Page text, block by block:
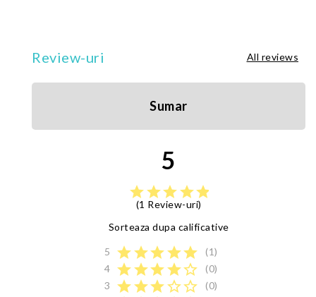
Review-uri All reviews
Sumar
5
starstarstarstarstar
(1 Review-uri)
Sorteaza dupa calificative
5 starstarstarstarstar
(1)
4 starstarstarstarstar_border
(0)
3
starstarstarstar_borderstar_border
(0)